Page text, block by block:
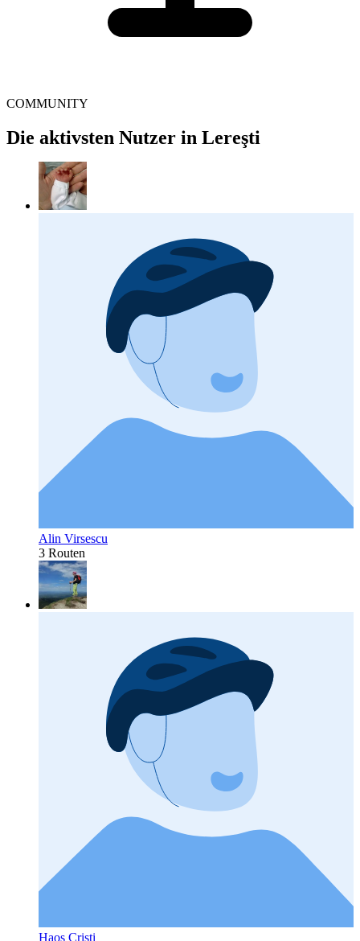
COMMUNITY
Die aktivsten Nutzer in Lereşti
Alin Virsescu
3 Routen
Haos Cristi